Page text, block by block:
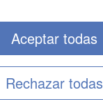
Rechazar todas
Aceptar todas